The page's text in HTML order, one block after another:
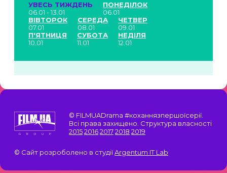
УВЕСЬ ТИЖДЕНЬ
06.01 - 13.01
ПОНЕДІЛОК
06.01
ВІВТОРОК
07.01
СЕРЕДА
08.01
ЧЕТВЕР
09.01
П'ЯТНИЦЯ
10.01
СУБОТА
11.01
НЕДІЛЯ
12.01
© FILMUADrama #коханнязпершоїсерії.
Всі права захищено. Структура власності
2015201620172018 2019
© Сайт розроболено в студіїArgentum IT Lab